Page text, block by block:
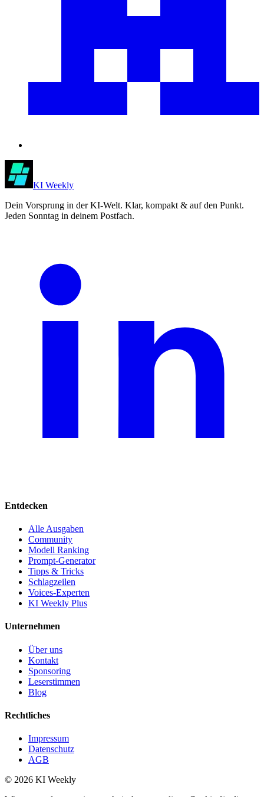
KI Weekly
Dein Vorsprung in der KI-Welt. Klar, kompakt & auf den Punkt.
Jeden Sonntag in deinem Postfach.
Entdecken
Alle Ausgaben
Community
Modell Ranking
Prompt-Generator
Tipps & Tricks
Schlagzeilen
Voices-Experten
KI Weekly Plus
Unternehmen
Über uns
Kontakt
Sponsoring
Leserstimmen
Blog
Rechtliches
Impressum
Datenschutz
AGB
© 2026 KI Weekly